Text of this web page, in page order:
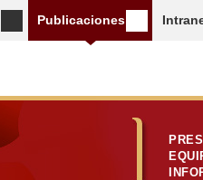
Publicaciones